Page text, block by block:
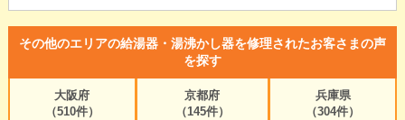
その他のエリアの給湯器・湯沸かし器を修理されたお客さまの声
を探す
大阪府
（510件）
京都府
（145件）
兵庫県
（304件）